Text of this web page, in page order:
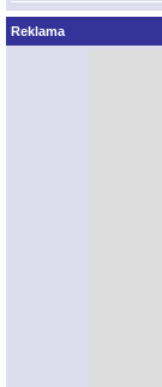
Reklama